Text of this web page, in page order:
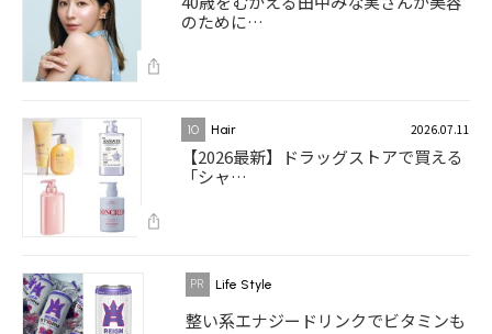
のために…
10 Hair 2026.07.11
【2026最新】ドラッグストアで買える
「シャ…
Life Style
整い系エナジードリンクでビタミンも